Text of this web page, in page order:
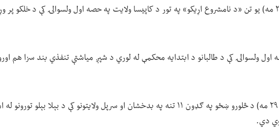
د دوشنبې ورځ د (زمري ۲۷ مه) یو تن «د نامشروع اړیکو» په تور د کاپیسا ولایت په حصه اول ولسوالۍ کې د خلکو
ولسوالۍ کې د طالبانو د ابتدایه محکمې له لوري د شپږ میاشتې تنفذي بند سزا هم
د چهارشنبې ورځ د (زمري ۲۹ مه) د څلورو ښځو په ګډون ‍‍۱۱ تنه په بدخشان او سرپل ولایتونو کې د بېلا بېلو
دي.